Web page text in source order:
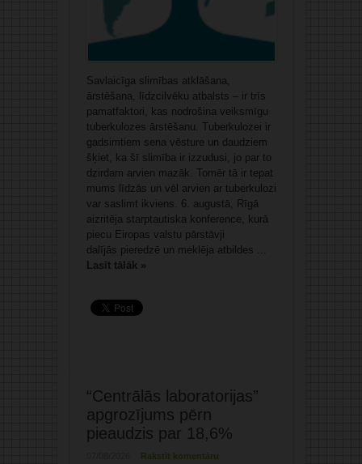
Savlaicīga slimības atklāšana,
ārstēšana, līdzcilvēku atbalsts – ir trīs
pamatfaktori, kas nodrošina veiksmīgu
tuberkulozes ārstēšanu. Tuberkulozei ir
gadsimtiem sena vēsture un daudziem
šķiet, ka šī slimība ir izzudusi, jo par to
dzirdam arvien mazāk. Tomēr tā ir tepat
mums līdzās un vēl arvien ar tuberkulozi
var saslimt ikviens. 6. augustā, Rīgā
aizritēja starptautiska konference, kurā
piecu Eiropas valstu pārstāvji
dalījās pieredzē un meklēja atbildes ...
Lasīt tālāk »
“Centrālās laboratorijas”
apgrozījums pērn
pieaudzis par 18,6%
Rakstīt komentāru